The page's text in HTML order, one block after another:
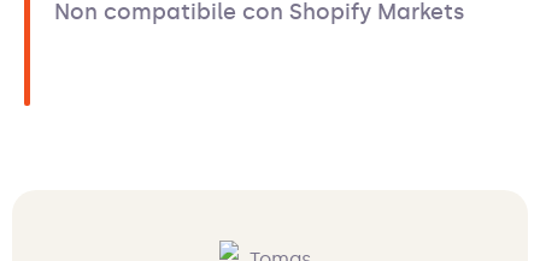
Non compatibile con Shopify Markets